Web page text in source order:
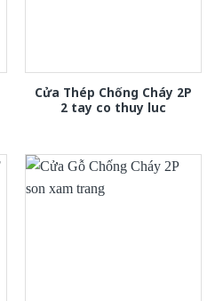
Cửa Thép Chống Cháy 2P
2 tay co thuy luc